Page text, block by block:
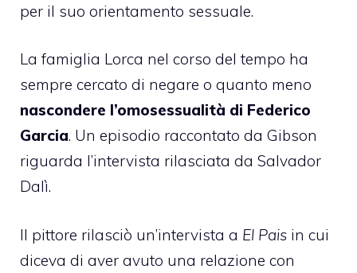
per il suo orientamento sessuale.
La famiglia Lorca nel corso del tempo ha
sempre cercato di negare o quanto meno
nascondere l’omosessualità di Federico
Garcia. Un episodio raccontato da Gibson
riguarda l’intervista rilasciata da Salvador
Dalì.
Il pittore rilasciò un’intervista a El Pais in cui
diceva di aver avuto una relazione con